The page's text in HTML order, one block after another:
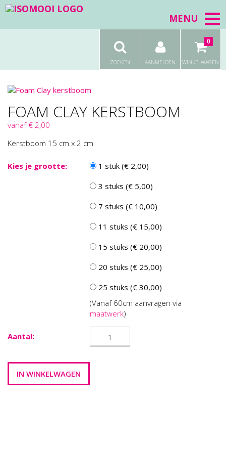
MENU
ZOEKEN AANMELDEN WINKELWAGEN
0
FOAM CLAY KERSTBOOM
vanaf € 2,00
Kerstboom 15 cm x 2 cm
Kies je grootte:
1 stuk (€ 2,00)
3 stuks (€ 5,00)
7 stuks (€ 10,00)
11 stuks (€ 15,00)
15 stuks (€ 20,00)
20 stuks (€ 25,00)
25 stuks (€ 30,00)
(Vanaf 60cm aanvragen via
maatwerk)
Aantal: